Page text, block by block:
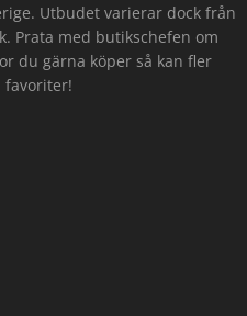
Utbudet varierar dock från
Prata med butikschefen om
du gärna köper så kan fler
favoriter!